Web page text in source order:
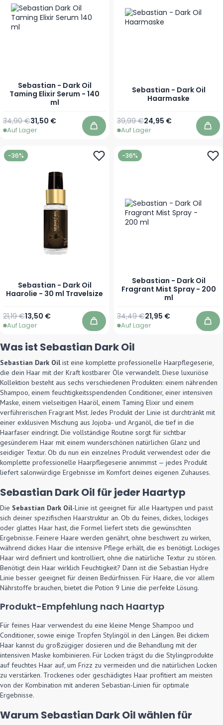
Sebastian - Dark Oil
Taming Elixir Serum - 140
ml
Sonderpreis
31,50 €
Regulärer Preis
34,90 €
Auf Lager In den Warenkorb
Sebastian - Dark Oil
Haarmaske
Ab
24,95 €
Regulärer Preis
39,99 €
Auf Lager In
-36%
Sebastian - Dark Oil
Haarolie - 30 ml Travelsize
Sonderpreis
13,50 €
Regulärer Preis
21,19 €
Auf Lager In den Warenkorb
-36%
Sebastian - Dark Oil
Fragrant Mist Spray - 200
ml
Sonderpreis
21,95 €
Regulärer Preis
34,49 €
Auf Lager In
Was ist Sebastian Dark Oil
Sebastian Dark Oilist eine komplette professionelle Haarpflegeserie,
die dein Haar mit der Kraft kostbarer Öle verwandelt. Diese luxuriöse
Kollektion besteht aus sechs verschiedenen Produkten: einem nährenden
Shampoo, einem feuchtigkeitsspendenden Conditioner, einer intensiven
Maske, einem vielseitigen Haaröl, einem Taming Elixir und einem
verführerischen Fragrant Mist. Jedes Produkt der Linie ist durchtränkt mit
einer exklusiven Mischung aus Jojoba- und Arganöl, die tief in die
Haarfaser eindringt. Die vollständige Routine sorgt für sichtbar
gesünderem Haar mit einem wunderschönen natürlichen Glanz und
seidiger Textur. Ob du nun ein einzelnes Produkt verwendest oder die
komplette professionelle Haarpflegeserie annimmst — jedes Produkt
liefert salonwürdige Ergebnisse im Komfort deines eigenen Zuhauses.
Sebastian Dark Oil für jeder Haartyp
Die Sebastian Dark Oil-Linie ist geeignet für alle Haartypen und passt
sich deiner spezifischen Haarstruktur an. Ob du feines, dickes, lockiges
oder glattes Haar hast, die Formel liefert stets die gewünschten
Ergebnisse. Feinere Haare werden genährt, ohne beschwert zu wirken,
während dickes Haar die intensive Pflege erhält, die es benötigt. Lockiges
Haar wird definiert und kontrolliert, ohne die natürliche Textur zu stören.
Benötigt dein Haar wirklich Feuchtigkeit? Dann ist die Sebastian Hydre
Linie besser geeignet für deinen Bedürfnissen. Für Haare, die vor allem
Nährstoffe brauchen, bietet die Potion 9 Linie die perfekte Lösung.
Produkt-Empfehlung nach Haartyp
Für feines Haar verwendest du eine kleine Menge Shampoo und
Conditioner, sowie einige Tropfen Stylingöl in den Längen. Bei dickem
Haar kannst du großzügiger dosieren und die Behandlung mit der
intensiven Maske kombinieren. Für Locken trägst du die Stylingprodukte
auf feuchtes Haar auf, um Frizz zu vermeiden und die natürlichen Locken
zu verstärken. Trockenes oder geschädigtes Haar profitiert am meisten
von der Kombination mit anderen Sebastian-Linien für optimale
Ergebnisse.
Warum Sebastian Dark Oil wählen für